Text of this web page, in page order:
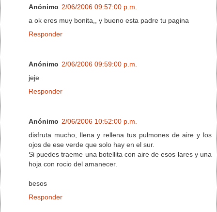
Anónimo 2/06/2006 09:57:00 p.m.
a ok eres muy bonita,, y bueno esta padre tu pagina
Responder
Anónimo 2/06/2006 09:59:00 p.m.
jeje
Responder
Anónimo 2/06/2006 10:52:00 p.m.
disfruta mucho, llena y rellena tus pulmones de aire y los
ojos de ese verde que solo hay en el sur.
Si puedes traeme una botellita con aire de esos lares y una
hoja con rocio del amanecer.
besos
Responder